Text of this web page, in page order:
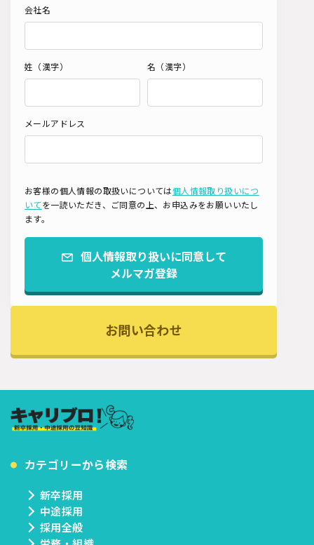
会社名
姓（漢字） 名（漢字）
メールアドレス
お客様の個人情報の取扱いについては個人情報取り扱いにつ
いて を一読いただき、ご同意の上、お申込みをお願いいたし
ます。
個人情報取り扱いに同意して
メルマガ登録
お問い合わせ
カテゴリーから検索
新卒採用
中途採用
採用全般